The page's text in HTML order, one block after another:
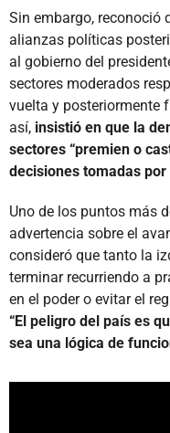
Sin embargo, reconoció
alianzas políticas
al gobierno del
sectores moderados
vuelta y posteriormente
así, insistió en que la
sectores “premien o
decisiones tomadas
Uno de los puntos más
advertencia sobre el
consideró que tanto la
terminar recurriendo a
en el poder o evitar el
“El peligro del país es
sea una lógica de